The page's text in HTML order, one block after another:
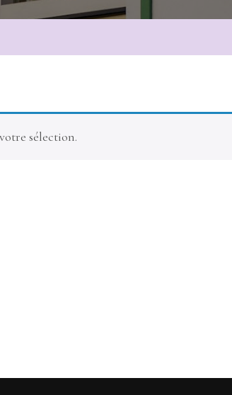
sélection.